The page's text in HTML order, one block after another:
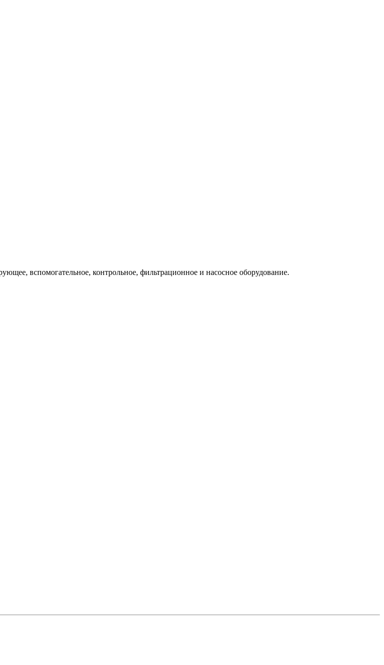
вспомогательное, контрольное, фильтрационное и насосное оборудование.